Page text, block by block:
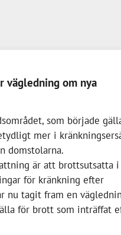
vägledning om nya
som började
mer i
domstolarna.
är att brottsutsatta
för kränkning efter
nu tagit fram en
för brott som inträffat